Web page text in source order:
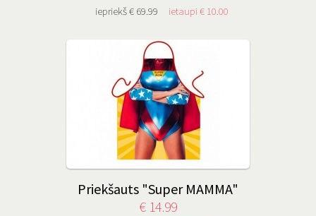
iepriekš € 69.99 ietaupi € 10.00
Priekšauts "Super MAMMA"
€ 14.99